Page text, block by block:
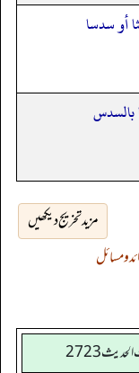
أو سدسا
بالسدس
مزید تخریج دیکھیں